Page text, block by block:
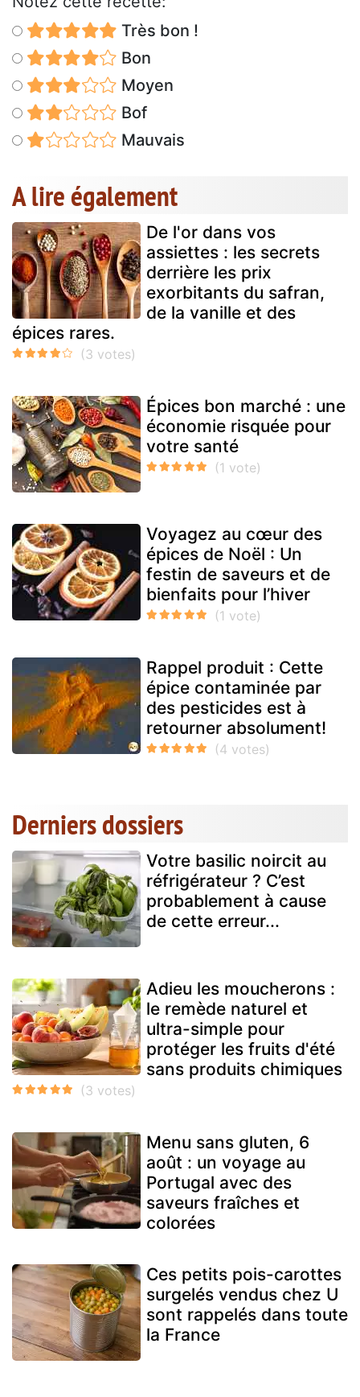
Très bon !
Bon
Moyen
Bof
Mauvais
A lire également
De l'or dans vos
assiettes : les secrets
derrière les prix
exorbitants du safran,
de la vanille et des
épices rares.
Épices bon marché : une
économie risquée pour
votre santé
Voyagez au cœur des
épices de Noël : Un
festin de saveurs et de
bienfaits pour l’hiver
Rappel produit : Cette
épice contaminée par
des pesticides est à
retourner absolument!
Derniers dossiers
Votre basilic noircit au
réfrigérateur ? C’est
probablement à cause
de cette erreur...
Adieu les moucherons :
le remède naturel et
ultra-simple pour
protéger les fruits d'été
sans produits chimiques
Menu sans gluten, 6
août : un voyage au
Portugal avec des
saveurs fraîches et
colorées
Ces petits pois-carottes
surgelés vendus chez U
sont rappelés dans toute
la France